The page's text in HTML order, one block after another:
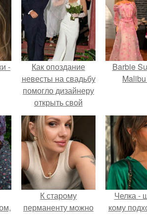
-
Как опоздание
невесты на свадьбу
помогло дизайнеру
открыть свой
бренд.
Barbie
К старому
перманенту можно
Челка -
кому